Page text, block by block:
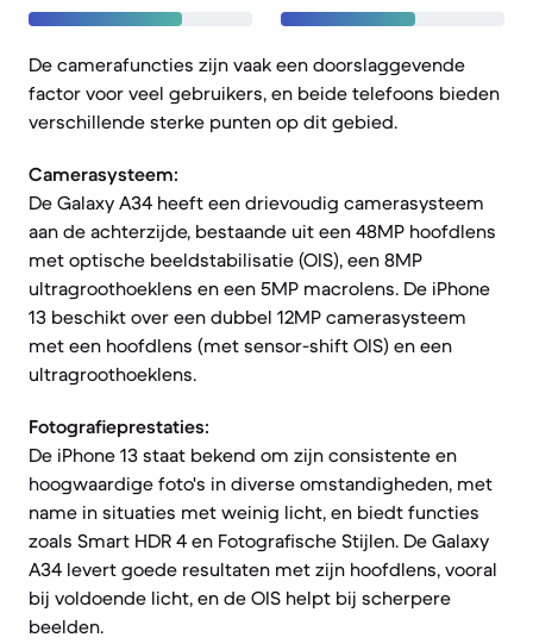
De camerafuncties zijn vaak een doorslaggevende
factor voor veel gebruikers, en beide telefoons bieden
verschillende sterke punten op dit gebied.
Camerasysteem:
De Galaxy A34 heeft een drievoudig camerasysteem
aan de achterzijde, bestaande uit een 48MP hoofdlens
met optische beeldstabilisatie (OIS), een 8MP
ultragroothoeklens en een 5MP macrolens. De iPhone
13 beschikt over een dubbel 12MP camerasysteem
met een hoofdlens (met sensor-shift OIS) en een
ultragroothoeklens.
Fotografieprestaties:
De iPhone 13 staat bekend om zijn consistente en
hoogwaardige foto's in diverse omstandigheden, met
name in situaties met weinig licht, en biedt functies
zoals Smart HDR 4 en Fotografische Stijlen. De Galaxy
A34 levert goede resultaten met zijn hoofdlens, vooral
bij voldoende licht, en de OIS helpt bij scherpere
beelden.